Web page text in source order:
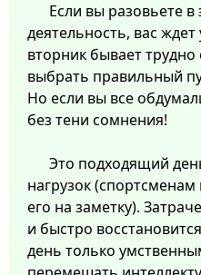
Если вы разовьете
деятельность, вас
вторник бывает трудно
выбрать правильный
Но если вы все
без тени сомнения!
Это подходящий
нагрузок
его на заметку).
и быстро
день только